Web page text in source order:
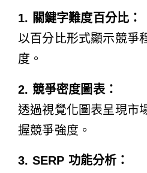
1. 關鍵字難度百分比：
以百分比形式顯示競爭
度。
2. 競爭密度圖表：
透過視覺化圖表呈現市
握競爭強度。
3. SERP 功能分析：